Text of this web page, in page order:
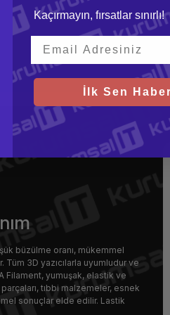
büzülme oranı, mükemmel
3D yazıcılarla uyumludur ve
Filament, yumuşak, elastik ve
tıbbi malzemeler, esnek
sonuçlar elde edilir. Lastik
Kaçırmayın, fırsatlar sınırlı!
İlk Sen